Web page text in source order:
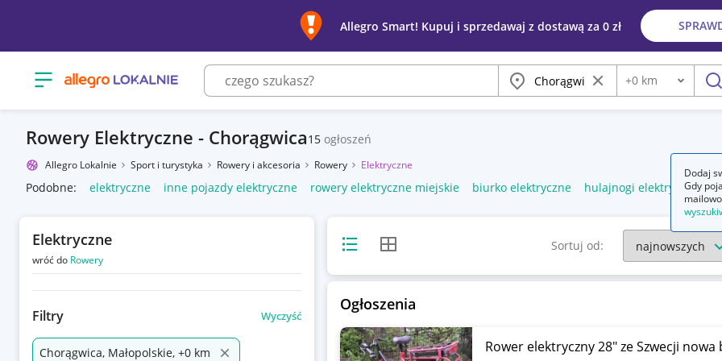
Allegro Smart! Kupuj i sprzedawaj z dostawą za 0 zł
Otwórz menu z kategoriami Miasto Wyczyść frazę
Odległość
+0 km
Rowery Elektryczne - Chorągwica15 ogłoszeń
Allegro Lokalnie Sport i turystyka Rowery i akcesoria Rowery Elektryczne
Podobne: elektryczne inne pojazdy elektryczne rowery elektryczne miejskie biurko elektryczne hulajnogi elektryczne
Elektryczne
wróć do Rowery
Filtry Wyczyść
Chorągwica, Małopolskie, +0 km
Widok listyWidok siatki Sortuj od:
Ogłoszenia
Rower elektryczny 28" ze Szwecji nowa
Dodaj
Gdy